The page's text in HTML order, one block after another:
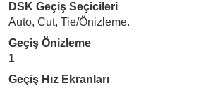
DSK Geçiş Seçicileri
Auto, Cut, Tie/Önizleme.
Geçiş Önizleme
1
Geçiş Hız Ekranları